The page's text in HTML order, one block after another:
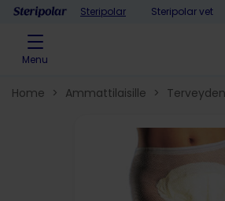
Skip to contentSteripolar Steripolar vet
Menu
Home > Ammattilaisille >